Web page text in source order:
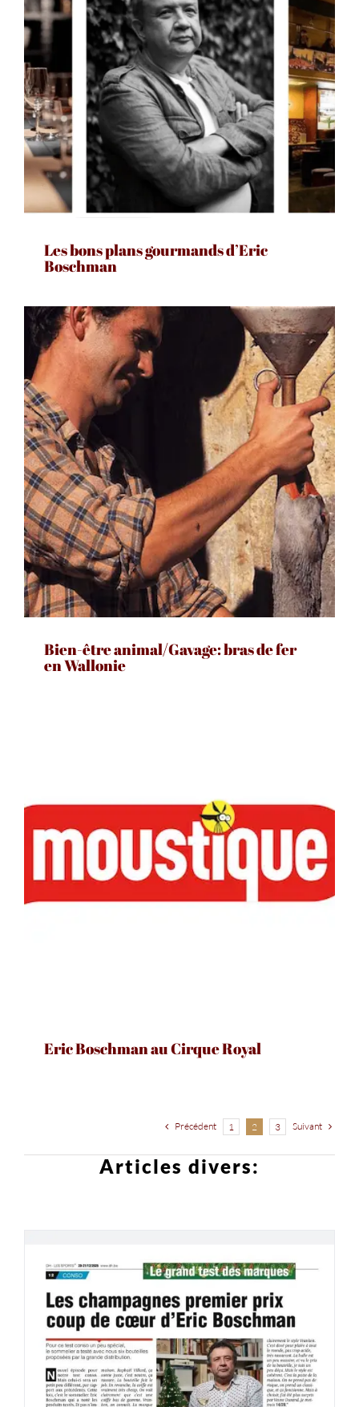
Les bons plans gourmands d’Eric
Boschman
Bien-être animal/Gavage: bras de fer
en Wallonie
Eric Boschman au Cirque Royal
Précédent 1 2 3 Suivant
Articles divers: